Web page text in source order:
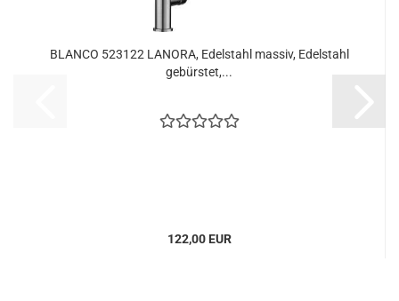
BLANCO 523122 LANORA, Edelstahl massiv, Edelstahl
gebürstet,...
122,00 EUR